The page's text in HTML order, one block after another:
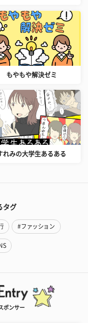
もやもや解決ゼミ
れみの大学生あるある
タグ
#ファッション
ポンサー